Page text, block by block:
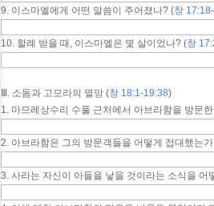
9. 이스마엘에게 어떤 말씀이 주어졌나? (창
10. 할례 받을 때, 이스마엘은 몇 살이었나? (창
Ⅲ. 소돔과 고모라의 멸망 (창 18:1-19:38)
1. 마므레상수리 수풀 근처에서 아브라함을 방문
2. 아브라함은 그의 방문객들을 어떻게 접대했는
3. 사라는 자신이 아들을 낳을 것이라는 소식을 어